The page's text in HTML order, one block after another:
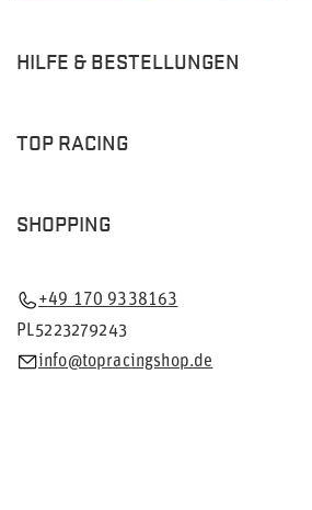
HILFE & BESTELLUNGEN
TOP RACING
SHOPPING
+49 170 9338163
PL5223279243
info@topracingshop.de